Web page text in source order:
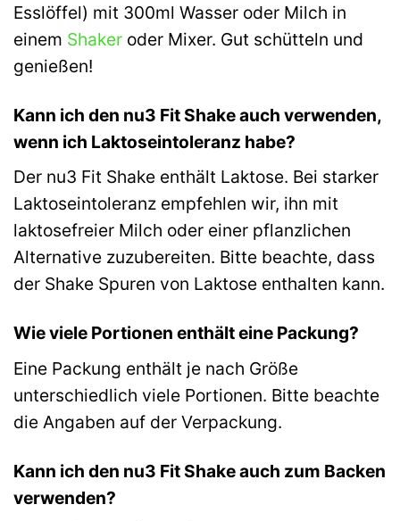
Esslöffel) mit 300ml Wasser oder Milch in
einem Shaker oder Mixer. Gut schütteln und
genießen!
Kann ich den nu3 Fit Shake auch verwenden,
wenn ich Laktoseintoleranz habe?
Der nu3 Fit Shake enthält Laktose. Bei starker
Laktoseintoleranz empfehlen wir, ihn mit
laktosefreier Milch oder einer pflanzlichen
Alternative zuzubereiten. Bitte beachte, dass
der Shake Spuren von Laktose enthalten kann.
Wie viele Portionen enthält eine Packung?
Eine Packung enthält je nach Größe
unterschiedlich viele Portionen. Bitte beachte
die Angaben auf der Verpackung.
Kann ich den nu3 Fit Shake auch zum Backen
verwenden?